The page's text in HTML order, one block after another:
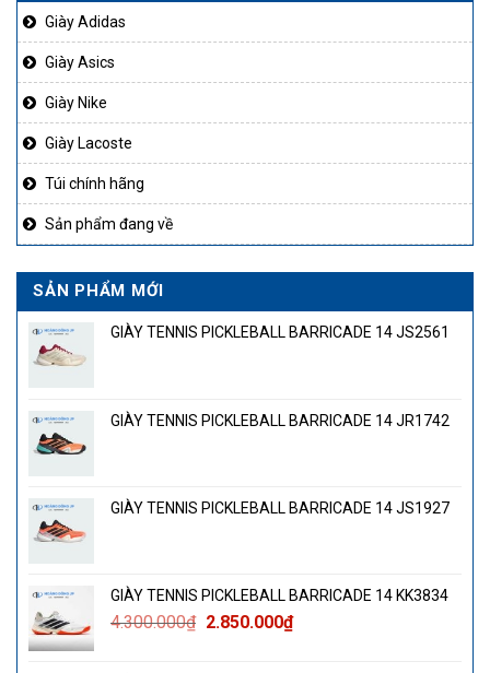
Giày Adidas
Giày Asics
Giày Nike
Giày Lacoste
Túi chính hãng
Sản phẩm đang về
SẢN PHẨM MỚI
GIÀY TENNIS PICKLEBALL BARRICADE 14 JS2561
GIÀY TENNIS PICKLEBALL BARRICADE 14 JR1742
GIÀY TENNIS PICKLEBALL BARRICADE 14 JS1927
GIÀY TENNIS PICKLEBALL BARRICADE 14 KK3834
4.300.000₫ Giá
2.850.000₫Giá